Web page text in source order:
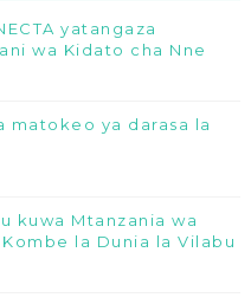
yatangaza
wa Kidato cha Nne
matokeo ya darasa la
kuwa Mtanzania wa
la Dunia la Vilabu